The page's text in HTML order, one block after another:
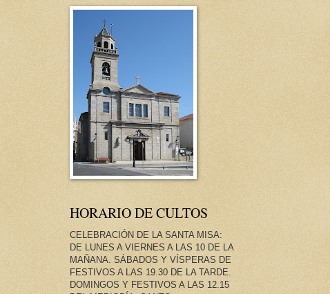
HORARIO DE CULTOS
CELEBRACIÓN DE LA SANTA MISA:
DE LUNES A VIERNES A LAS 10 DE LA
MAÑANA. SÁBADOS Y VÍSPERAS DE
FESTIVOS A LAS 19.30 DE LA TARDE.
DOMINGOS Y FESTIVOS A LAS 12.15